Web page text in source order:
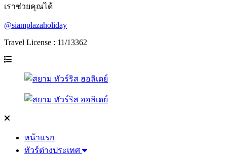
เราช่วยคุณได้
@siamplazaholiday
Travel License : 11/13362
หน้าแรก
ทัวร์ต่างประเทศ